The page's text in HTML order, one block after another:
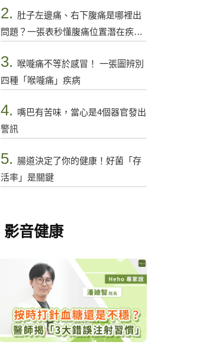
2. 肚子左邊痛、右下腹痛是哪裡出
問題？一張表秒懂腹痛位置潛在疾病
3.
喉嚨痛不等於感冒！ 一張圖辨別
四種「喉嚨痛」疾病
4. 嘴巴有苦味，當心是4個器官發出
警訊
5. 腸道決定了你的健康！好菌「存
活率」是關鍵
影音健康